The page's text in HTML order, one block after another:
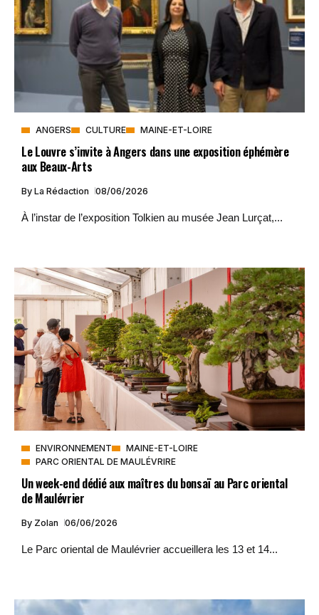
ANGERS CULTURE MAINE-ET-LOIRE
Le Louvre s’invite à Angers dans une exposition éphémère
aux Beaux-Arts
By La Rédaction 08/06/2026
À l’instar de l’exposition Tolkien au musée Jean Lurçat,...
ENVIRONNEMENT
MAINE-ET-LOIRE
PARC ORIENTAL DE MAULÉVRIRE
Un week-end dédié aux maîtres du bonsaï au Parc oriental
de Maulévrier
By Zolan 06/06/2026
Le Parc oriental de Maulévrier accueillera les 13 et 14...